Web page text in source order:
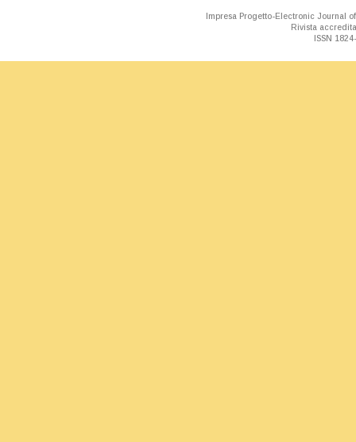
Impresa Progetto-Electronic Journal
Rivista
ISSN